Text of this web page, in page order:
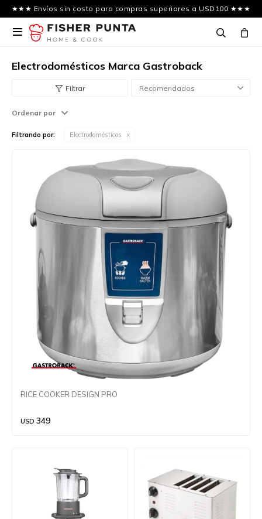
★★★ Envíos sin costo para compras superiores a USD100 ★★★

Electrodomésticos Marca Gastroback
Recomendados
Ordenar por
Filtrando por: Electrodomésticos
RICE COOKER DESIGN PRO
USD 349